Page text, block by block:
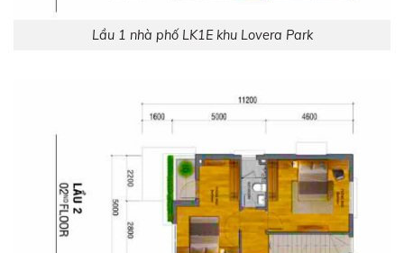
Lầu 1 nhà phố LK1E khu Lovera Park